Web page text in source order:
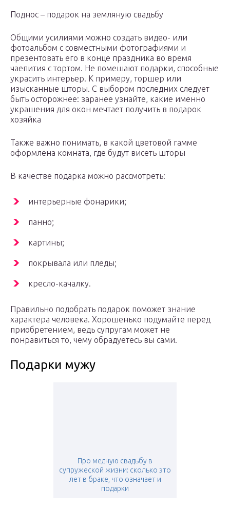
Поднос – подарок на земляную свадьбу
Общими усилиями можно создать видео- или
фотоальбом с совместными фотографиями и
презентовать его в конце праздника во время
чаепития с тортом. Не помешают подарки, способные
украсить интерьер. К примеру, торшер или
изысканные шторы. С выбором последних следует
быть осторожнее: заранее узнайте, какие именно
украшения для окон мечтает получить в подарок
хозяйка
Также важно понимать, в какой цветовой гамме
оформлена комната, где будут висеть шторы
В качестве подарка можно рассмотреть:
интерьерные фонарики;
панно;
картины;
покрывала или пледы;
кресло-качалку.
Правильно подобрать подарок поможет знание
характера человека. Хорошенько подумайте перед
приобретением, ведь супругам может не
понравиться то, чему обрадуетесь вы сами.
Подарки мужу
Про медную свадьбу в
супружеской жизни: сколько это
лет в браке, что означает и
подарки